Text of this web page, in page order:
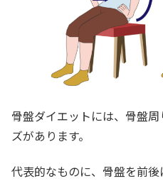
骨盤ダイエットには、骨盤
ズがあります。
代表的なものに、骨盤を前後